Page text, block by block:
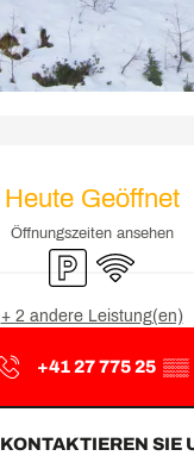
Heute Geöffnet
Öffnungszeiten ansehen
Parkplatz
Wi-Fi
+ 2 andere Leistung(en)
+41 27 775 25 ▒▒
KONTAKTIEREN SIE